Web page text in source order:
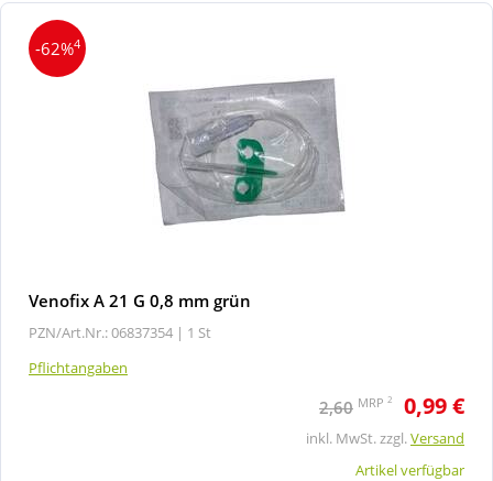
-62%4
Venofix A 21 G 0,8 mm grün
PZN/Art.Nr.: 06837354 | 1 St
Pflichtangaben
2,60 MRP 2 0,99 €
inkl. MwSt. zzgl.Versand
Artikel verfügbar